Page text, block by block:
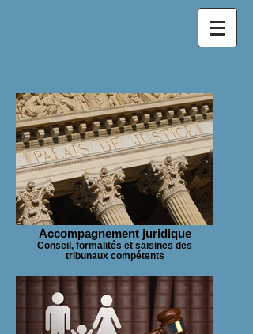
Accompagnement juridique
Conseil, formalités et saisines des
tribunaux compétents